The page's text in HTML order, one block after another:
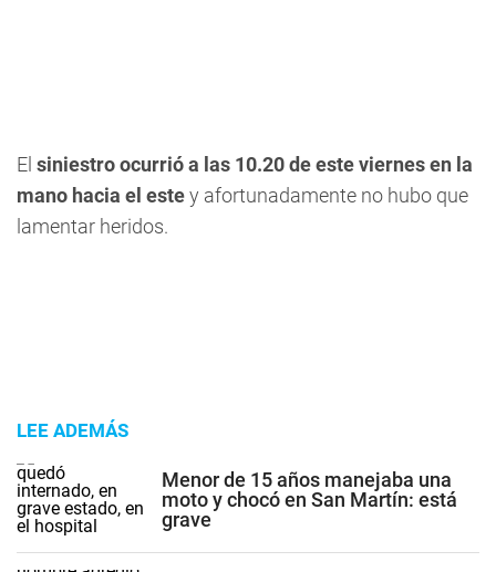
El siniestro ocurrió a las 10.20 de este viernes en la
mano hacia el estey afortunadamente no hubo que
lamentar heridos.
LEE ADEMÁS
Menor de 15 años manejaba una
moto y chocó en San Martín: está
grave